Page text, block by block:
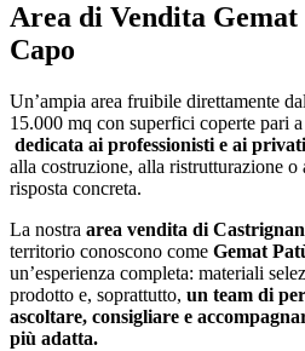
Area di Vendita
Capo
Un’ampia area fruibile direttamente
15.000 mq con superfici coperte pari
dedicata ai professionisti e ai privati
alla costruzione, alla ristrutturazione o
risposta concreta.
La nostra area vendita di
territorio conoscono come Gemat
un’esperienza completa: materiali
prodotto e, soprattutto, un team di
ascoltare, consigliare e
più adatta.